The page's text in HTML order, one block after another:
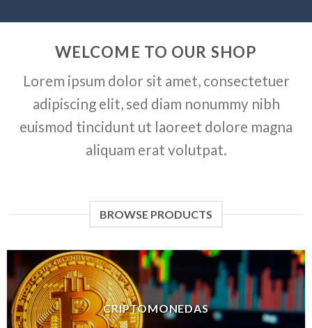
WELCOME TO OUR SHOP
Lorem ipsum dolor sit amet, consectetuer
adipiscing elit, sed diam nonummy nibh
euismod tincidunt ut laoreet dolore magna
aliquam erat volutpat.
BROWSE PRODUCTS
CRIPTOMONEDAS